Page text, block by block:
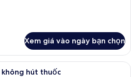
Xem giá vào ngày bạn chọn
Phòng, 1 giường cỡ king, không hút
không hút thuốc